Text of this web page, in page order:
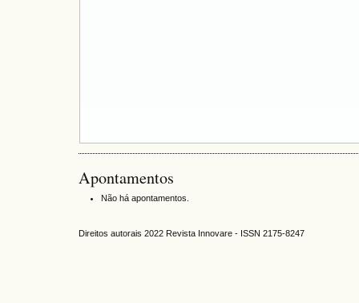
Apontamentos
Não há apontamentos.
Direitos autorais 2022 Revista Innovare - ISSN 2175-8247